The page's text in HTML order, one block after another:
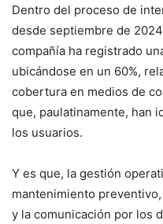
Dentro del proceso de
desde septiembre de
compañía ha registrado
ubicándose en un 60%,
cobertura en medios de
que, paulatinamente, han
los usuarios.
Y es que, la gestión
mantenimiento
y la comunicación por los